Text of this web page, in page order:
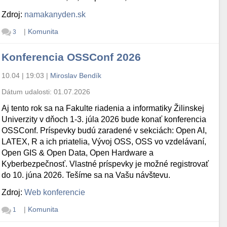
Zdroj: namakanyden.sk
3 | Komunita
Konferencia OSSConf 2026
10.04 | 19:03 | Miroslav Bendík
Dátum udalosti:01.07.2026
Aj tento rok sa na Fakulte riadenia a informatiky Žilinskej
Univerzity v dňoch 1-3. júla 2026 bude konať konferencia
OSSConf. Príspevky budú zaradené v sekciách: Open AI,
LATEX, R a ich priatelia, Vývoj OSS, OSS vo vzdelávaní,
Open GIS & Open Data, Open Hardware a
Kyberbezpečnosť. Vlastné príspevky je možné registrovať
do 10. júna 2026. Tešíme sa na Vašu návštevu.
Zdroj:Web konferencie
1 | Komunita